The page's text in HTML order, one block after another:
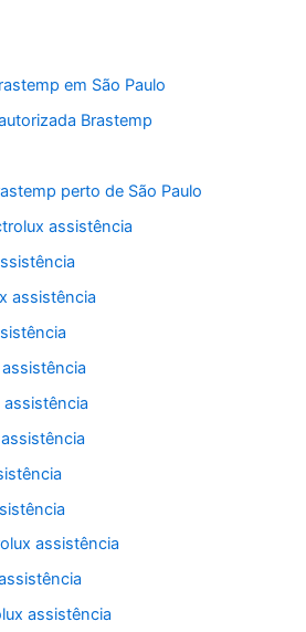
em São Paulo
Brastemp
perto de São Paulo
assistência
assistência
assistência
assistência
assistência